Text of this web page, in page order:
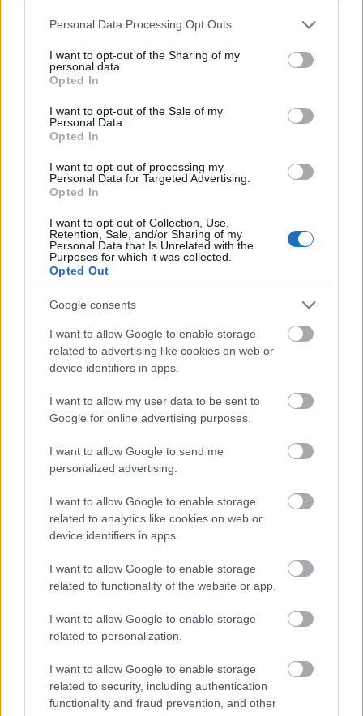
Please note that this website/app uses one or more Google
not limited to your visit or usage behaviour. You may click to
grant or deny consent to Google and its third-party tags to
use your data for below specified purposes in below Google
consent section.
Personal Data Processing Opt Outs
I want to opt-out of the Sharing of my
personal data.
Opted In
I want to opt-out of the Sale of my
Personal Data.
Opted In
I want to opt-out of processing my
Personal Data for Targeted Advertising.
Opted In
I want to opt-out of Collection, Use,
Retention, Sale, and/or Sharing of my
Personal Data that Is Unrelated with the
Purposes for which it was collected.
Opted Out
Google consents
I want to allow Google to enable storage
related to advertising like cookies on web or
device identifiers in apps.
I want to allow my user data to be sent to
Google for online advertising purposes.
I want to allow Google to send me
personalized advertising.
I want to allow Google to enable storage
related to analytics like cookies on web or
device identifiers in apps.
I want to allow Google to enable storage
related to functionality of the website or app.
I want to allow Google to enable storage
related to personalization.
I want to allow Google to enable storage
related to security, including authentication
functionality and fraud prevention, and other
Trivium-koncert lesz a Dürer Kertben
•2017. november 06.
Október 20-án jelent meg a Trivium új
nagylemeze The Sin and the Sentence címmel. Ennek
ugyanis ...